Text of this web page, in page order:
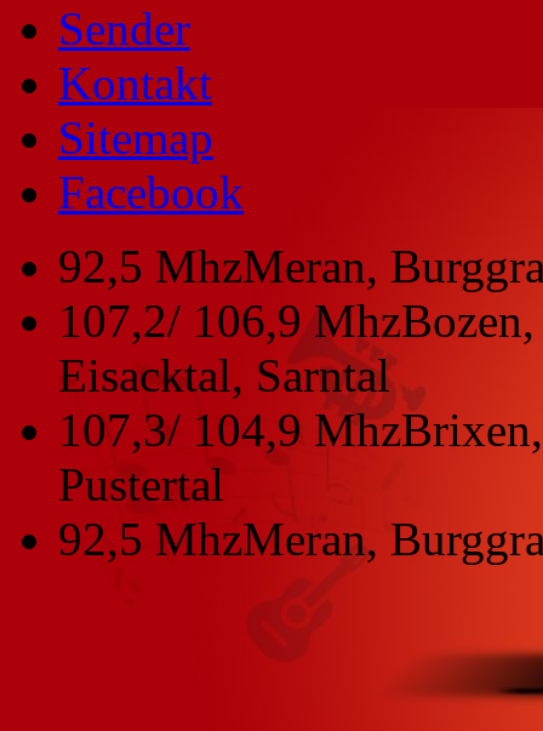
Sender
Kontakt
Sitemap
Facebook
92,5 MhzMeran,
107,2/ 106,9 Mhz
Eisacktal, Sarntal
107,3/ 104,9 Mhz
Pustertal
92,5 MhzMeran,